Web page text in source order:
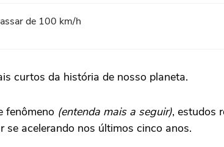
de 100 km/h
curtos da história de nosso planeta.
fenômeno (entenda mais a seguir), estudos
acelerando nos últimos cinco anos.